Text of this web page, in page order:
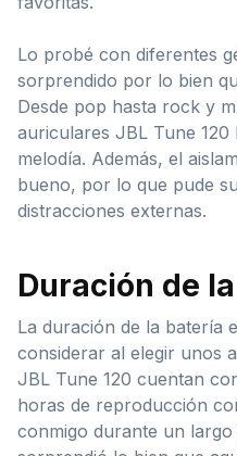
Lo probé con diferentes
sorprendido por lo bien
Desde pop hasta rock y
auriculares JBL Tune 120
melodía. Además, el
bueno, por lo que pude
distracciones externas.
Duración de
La duración de la batería
considerar al elegir unos
JBL Tune 120 cuentan
horas de reproducción
conmigo durante un